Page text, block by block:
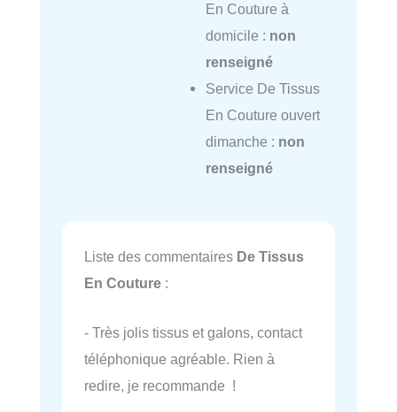
En Couture à
domicile : non
renseigné
Service De Tissus
En Couture ouvert
dimanche : non
renseigné
Liste des commentaires De Tissus
En Couture :
- Très jolis tissus et galons, contact
téléphonique agréable. Rien à
redire, je recommande !